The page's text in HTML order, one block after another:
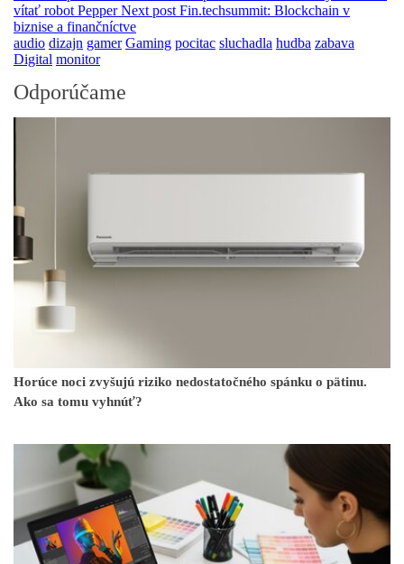
vítať robot Pepper Next post Fin.techsummit: Blockchain v
biznise a finančníctve
audio dizajn gamer Gaming pocitac sluchadla hudba zabava
Digital monitor
Odporúčame
Horúce noci zvyšujú riziko nedostatočného spánku o pätinu.
Ako sa tomu vyhnúť?